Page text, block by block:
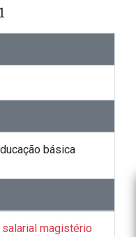
básica
magistério